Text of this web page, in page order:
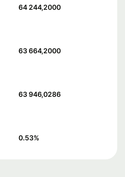
64 244,2000
63 664,2000
63 946,0286
0.53%